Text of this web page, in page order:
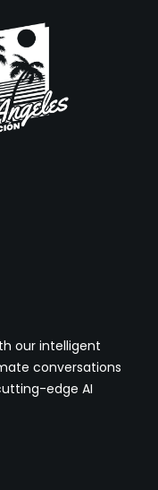
our intelligent
conversations
edge AI